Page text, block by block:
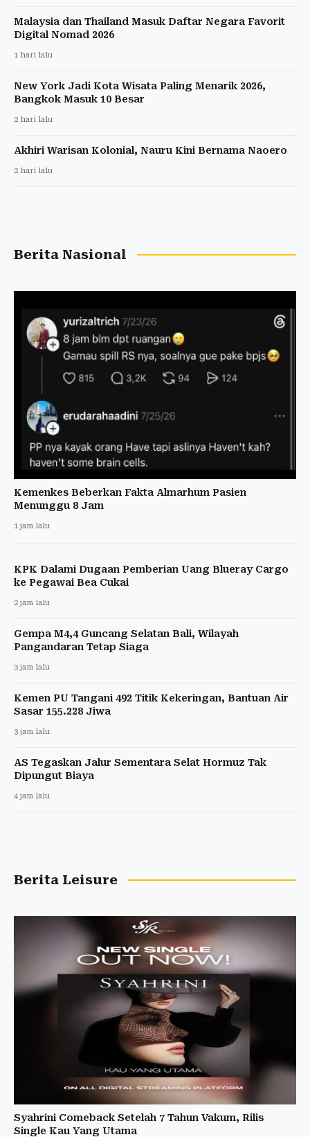
Malaysia dan Thailand Masuk Daftar Negara Favorit
Digital Nomad 2026
1 hari lalu
New York Jadi Kota Wisata Paling Menarik 2026,
Bangkok Masuk 10 Besar
2 hari lalu
Akhiri Warisan Kolonial, Nauru Kini Bernama Naoero
2 hari lalu
Berita Nasional
Kemenkes Beberkan Fakta Almarhum Pasien
Menunggu 8 Jam
1 jam lalu
KPK Dalami Dugaan Pemberian Uang Blueray Cargo
ke Pegawai Bea Cukai
2 jam lalu
Gempa M4,4 Guncang Selatan Bali, Wilayah
Pangandaran Tetap Siaga
3 jam lalu
Kemen PU Tangani 492 Titik Kekeringan, Bantuan Air
Sasar 155.228 Jiwa
3 jam lalu
AS Tegaskan Jalur Sementara Selat Hormuz Tak
Dipungut Biaya
4 jam lalu
Berita Leisure
Syahrini Comeback Setelah 7 Tahun Vakum, Rilis
Single Kau Yang Utama